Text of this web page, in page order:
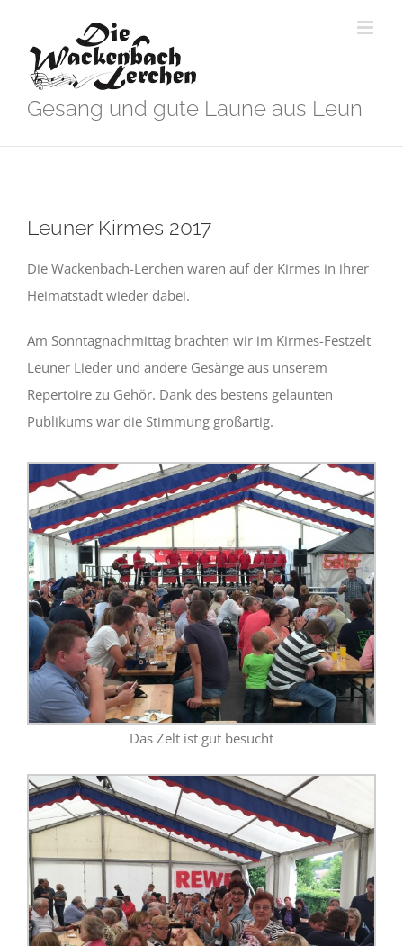
springen
Gesang und gute Laune aus Leun
Leuner Kirmes 2017
Die Wackenbach-Lerchen waren auf der Kirmes in ihrer
Heimatstadt wieder dabei.
Am Sonntagnachmittag brachten wir im Kirmes-Festzelt
Leuner Lieder und andere Gesänge aus unserem
Repertoire zu Gehör. Dank des bestens gelaunten
Publikums war die Stimmung großartig.
Das Zelt ist gut besucht